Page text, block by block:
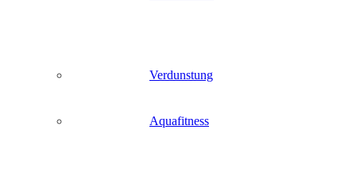
Verdunstung
Aquafitness